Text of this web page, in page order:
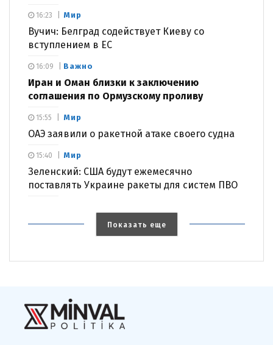
Мир
Вучич: Белград содействует Киеву со
вступлением в ЕС
16:23
Важно
Иран и Оман близки к заключению
соглашения по Ормузскому проливу
16:09
Мир
ОАЭ заявили о ракетной атаке своего судна
15:55
Мир
Зеленский: США будут ежемесячно
поставлять Украине ракеты для систем ПВО
15:40
Показать еще